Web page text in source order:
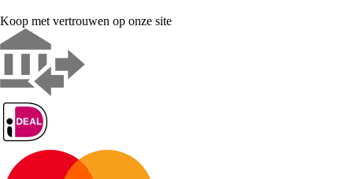
Koop met vertrouwen op onze site